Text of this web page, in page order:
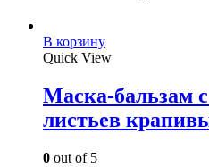
В корзину
Quick View
Маска-бальзам
листьев
0 out of 5